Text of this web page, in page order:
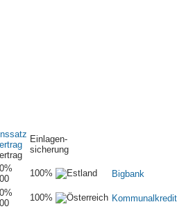
Einlagen-
sicherung
%
100% Bigbank
%
100%